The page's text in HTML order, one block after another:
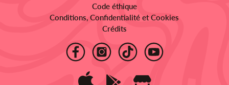
Code éthique
Conditions, Confidentialité et Cookies
Crédits